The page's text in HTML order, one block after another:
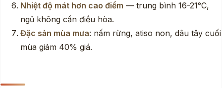
Nhiệt độ mát hơn cao điểm — trung bình 16-21°C,
ngủ không cần điều hòa.
Đặc sản mùa mưa: nấm rừng, atiso non, dâu tây cuối
mùa giảm 40% giá.